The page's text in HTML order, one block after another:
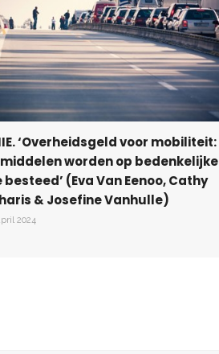
‘Overheidsgeld voor mobiliteit:
worden op bedenkelijke
besteed’ (Eva Van Eenoo, Cathy
& Josefine Vanhulle)
2024